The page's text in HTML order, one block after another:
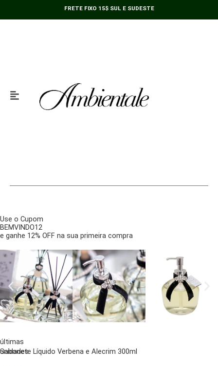
FRETE FIXO 15$ SUL E SUDESTE
Use o Cupom
BEMVINDO12
e ganhe 12% OFF na sua primeira compra
últimas
unidades
Sabonete Líquido Verbena e Alecrim 300ml